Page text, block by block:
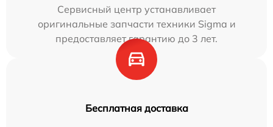
Сервисный центр устанавливает
оригинальные запчасти техники Sigma и
предоставляет гарантию до 3 лет.
Бесплатная доставка